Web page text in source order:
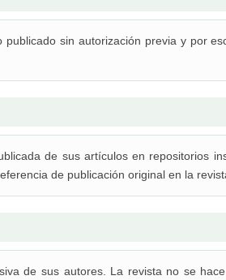
sin autorización previa y por
de sus artículos en repositorios
de publicación original en la
de sus autores. La revista no se